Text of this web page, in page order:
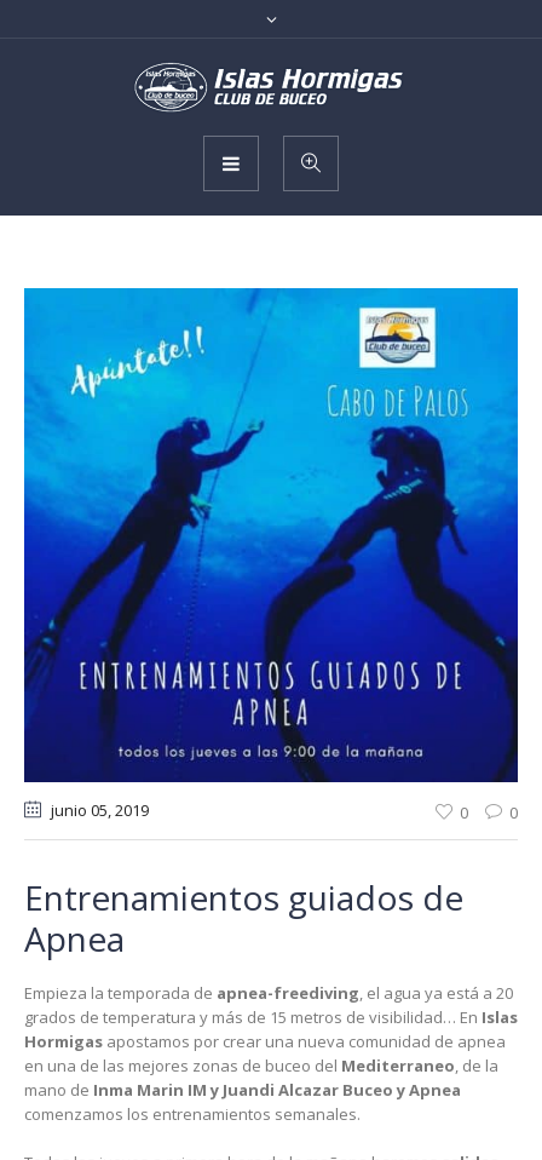
junio 05, 2019 0 0
Entrenamientos guiados de
Apnea
Empieza la temporada de apnea-freediving, el agua ya está a 20
grados de temperatura y más de 15 metros de visibilidad… En Islas
Hormigas apostamos por crear una nueva comunidad de apnea
en una de las mejores zonas de buceo del Mediterraneo, de la
mano de Inma Marin IM y Juandi Alcazar Buceo y Apnea
comenzamos los entrenamientos semanales.